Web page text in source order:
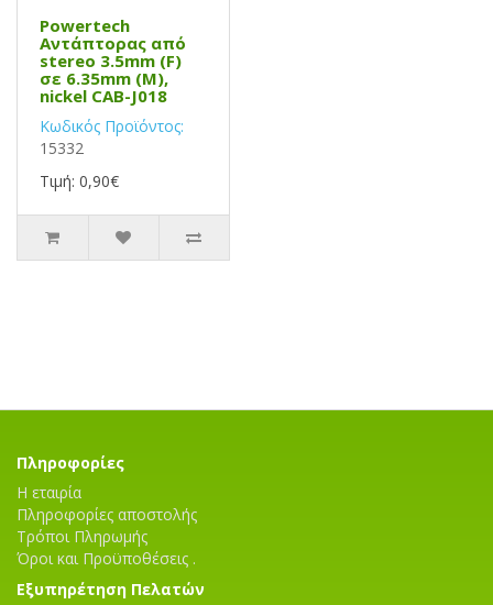
Powertech
Αντάπτορας από
stereo 3.5mm (F)
σε 6.35mm (M),
nickel CAB-J018
Κωδικός Προϊόντος:
15332
Τιμή: 0,90€
Πληροφορίες
Η εταιρία
Πληροφορίες αποστολής
Τρόποι Πληρωμής
Όροι και Προϋποθέσεις .
Εξυπηρέτηση Πελατών